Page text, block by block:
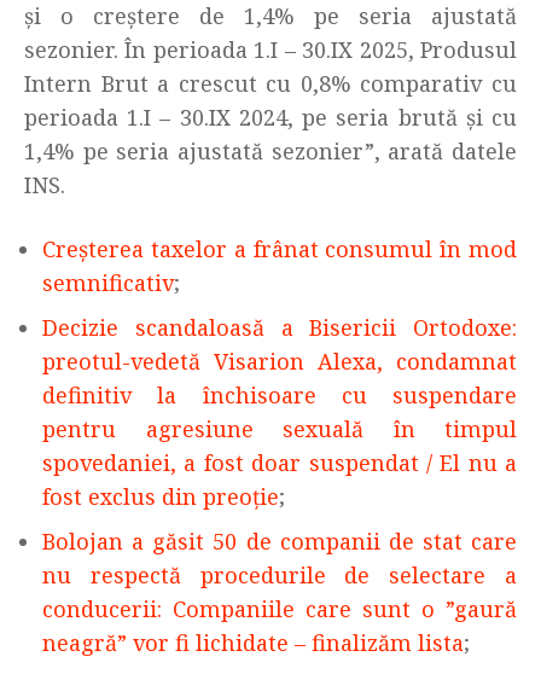
şi o creştere de 1,4% pe seria ajustată
sezonier. În perioada 1.I – 30.IX 2025, Produsul
Intern Brut a crescut cu 0,8% comparativ cu
perioada 1.I – 30.IX 2024, pe seria brută şi cu
1,4% pe seria ajustată sezonier”, arată datele
INS.
Creșterea taxelor a frânat consumul în mod
semnificativ;
Decizie scandaloasă a Bisericii Ortodoxe:
preotul-vedetă Visarion Alexa, condamnat
definitiv la închisoare cu suspendare
pentru agresiune sexuală în timpul
spovedaniei, a fost doar suspendat / El nu a
fost exclus din preoție;
Bolojan a găsit 50 de companii de stat care
nu respectă procedurile de selectare a
conducerii: Companiile care sunt o ”gaură
neagră” vor fi lichidate – finalizăm lista;